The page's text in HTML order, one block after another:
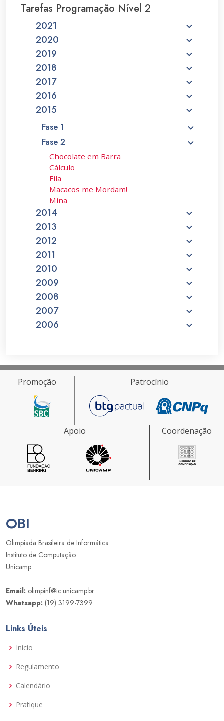
Tarefas Programação Nível 2
2021
2020
2019
2018
2017
2016
2015
Fase 1
Fase 2
Chocolate em Barra
Cálculo
Fila
Macacos me Mordam!
Mina
2014
2013
2012
2011
2010
2009
2008
2007
2006
Promoção Patrocínio
Apoio Coordenação
OBI
Olimpíada Brasileira de Informática
Instituto de Computação
Unicamp
Email: olimpinf@ic.unicamp.br
Whatsapp: (19) 3199-7399
Links Úteis
Início
Regulamento
Calendário
Pratique